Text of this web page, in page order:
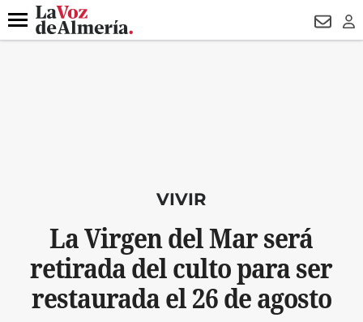
DESTACADO TURISMO
Menú
VIVIR
La Virgen del Mar será
retirada del culto para ser
restaurada el 26 de agosto